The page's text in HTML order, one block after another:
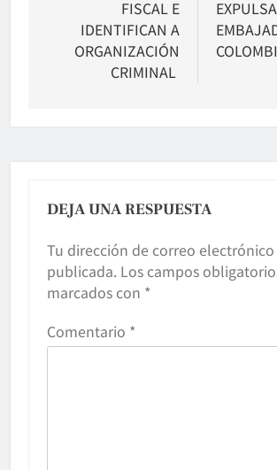
FISCAL E
IDENTIFICAN A
ORGANIZACIÓN
CRIMINAL
DEJA UNA RESPUESTA
Tu dirección de correo electrónico
publicada. Los campos
marcados con *
Comentario *